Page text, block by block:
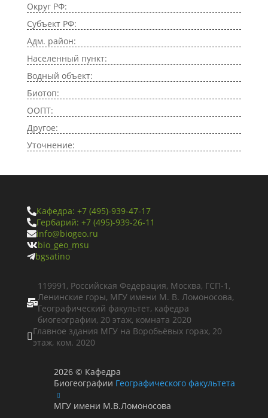
Округ РФ:
Субъект РФ:
Адм. район:
Населенный пункт:
Водный объект:
Биотоп:
ООПТ:
Другое:
Уточнение:
Кафедра: +7 (495)-939-47-17
Гербарий: +7 (495)-939-26-11
info@biogeo.ru
bio_geo_msu
bgsatino

119991, Российская Федерация, Москва, ГСП-1,
Ленинские горы, МГУ имени М. В. Ломоносова,
Географический факультет, кафедра
биогеографии, 20 этаж, комната 2020
Главное здания МГУ на Воробьёвых горах, 20
этаж, ком. 2020
2026 © Кафедра
Биогеографии Географического факультета
МГУ имени М.В.Ломоносова